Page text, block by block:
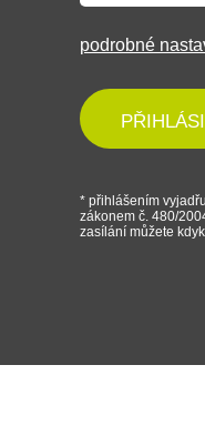
podrobné
* přihlášením
zákonem č. 480/
zasílání můžete